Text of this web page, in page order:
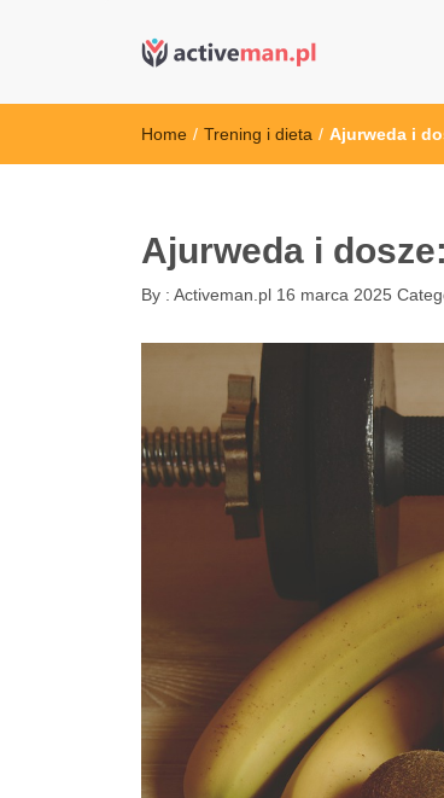
kettler serwis, sklep fitness, crossfit,
Home / Trening i dieta / Ajurweda i
Ajurweda i
By : Activeman.pl 16 marca 2025